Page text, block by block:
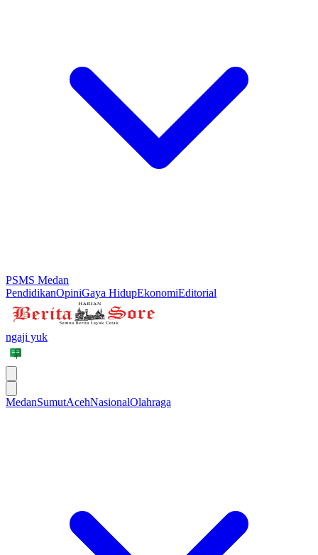
PSMS Medan
PendidikanOpiniGaya HidupEkonomiEditorial
ngaji yuk
MedanSumutAcehNasionalOlahraga